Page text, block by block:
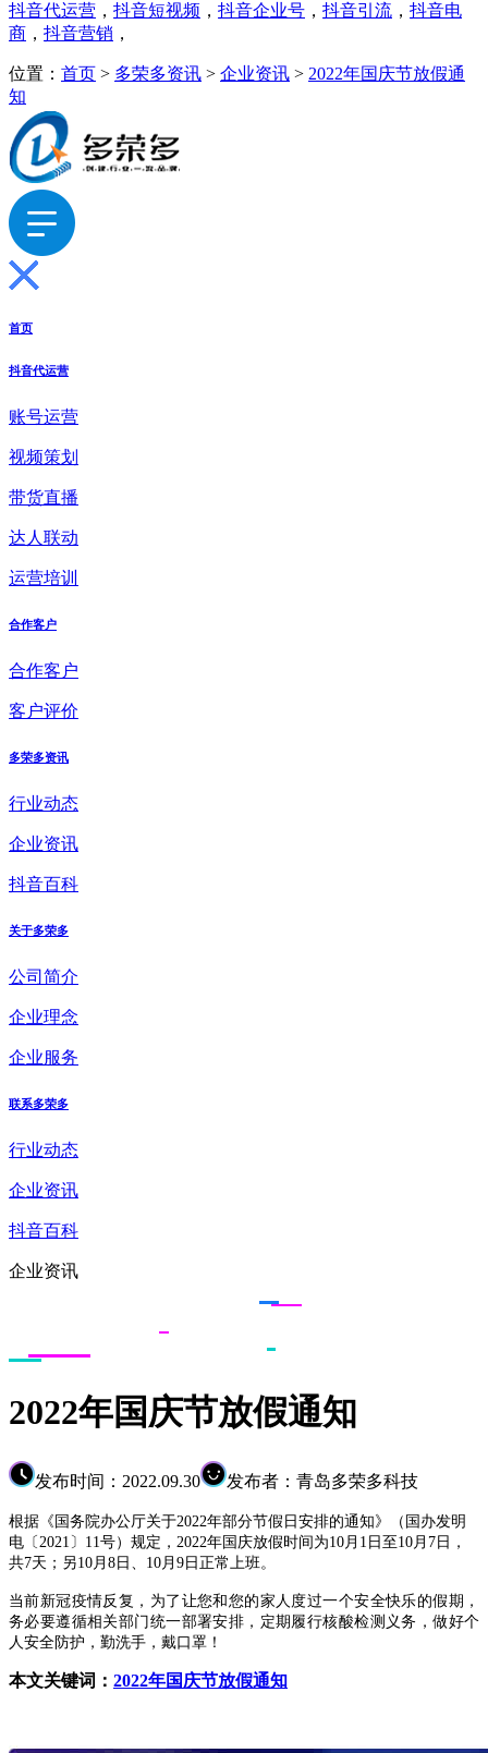
抖音代运营 ， 抖音短视频 ， 抖音企业号 ， 抖音引流 ， 抖音电
商 ， 抖音营销 ，
位置： 首页 > 多荣多资讯 > 企业资讯 > 2022年国庆节放假通
知
首页
抖音代运营
账号运营
视频策划
带货直播
达人联动
运营培训
合作客户
合作客户
客户评价
多荣多资讯
行业动态
企业资讯
抖音百科
关于多荣多
公司简介
企业理念
企业服务
联系多荣多
行业动态
企业资讯
抖音百科
企业资讯
2022年国庆节放假通知
发布时间：2022.09.30 发布者：青岛多荣多科技
根据《国务院办公厅关于2022年部分节假日安排的通知》（国办发明
电〔2021〕11号）规定，2022年国庆放假时间为10月1日至10月7日，
共7天；另10月8日、10月9日正常上班。
当前新冠疫情反复，为了让您和您的家人度过一个安全快乐的假期，
务必要遵循相关部门统一部署安排，定期履行核酸检测义务，做好个
人安全防护，勤洗手，戴口罩！
本文关键词： 2022年国庆节放假通知